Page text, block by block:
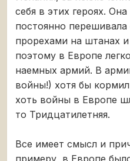
себя в этих героях.
постоянно
прорехами на штанах
поэтому в Европе
наемных армий. В
войны!) хотя бы
хоть войны в Европе
то Тридцатилетняя.
Все имеет смысл и